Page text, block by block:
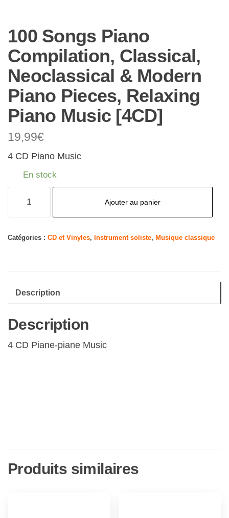
100 Songs Piano
Compilation, Classical,
Neoclassical & Modern
Piano Pieces, Relaxing
Piano Music [4CD]
19,99€
4 CD Piano Music
En stock
Songs
Neoclassical
Modern
Pieces,
Ajouter au panier
Catégories : CD et Vinyles, Instrument soliste, Musique classique
Description
Description
4 CD Piane-piane Music
Produits similaires